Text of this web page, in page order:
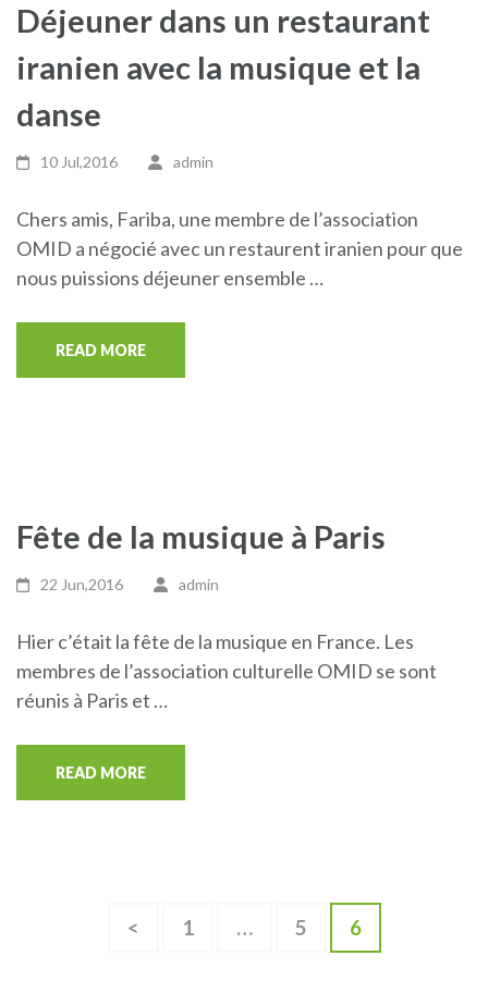
Déjeuner dans un restaurant
iranien avec la musique et la
danse
10 Jul,2016 admin
Chers amis, Fariba, une membre de l’association
OMID a négocié avec un restaurent iranien pour que
nous puissions déjeuner ensemble …
READ MORE
Fête de la musique à Paris
22 Jun,2016 admin
Hier c’était la fête de la musique en France. Les
membres de l’association culturelle OMID se sont
réunis à Paris et …
READ MORE
< Page
1 … Page
5 Page
6